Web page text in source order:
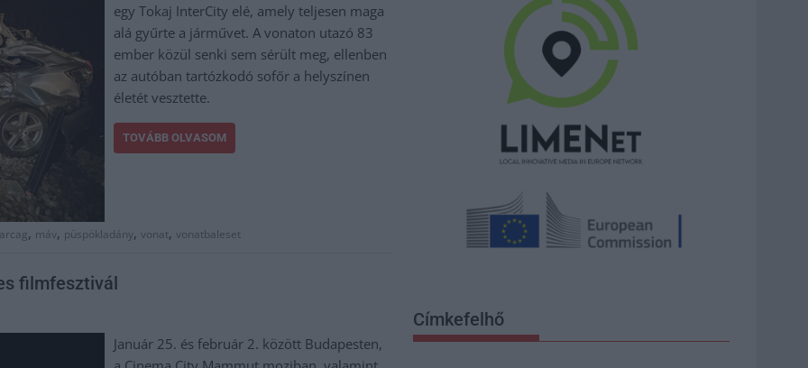
egy Tokaj InterCity elé, amely teljesen maga
alá gyűrte a járművet. A vonaton utazó 83
ember közül senki sem sérült meg, ellenben
az autóban tartózkodó sofőr a helyszínen
életét vesztette.
TOVÁBB OLVASOM
, máv, püspökladány, vonat, vonatbaleset
filmfesztivál
Január 25. és február 2. között Budapesten,
Címkefelhő